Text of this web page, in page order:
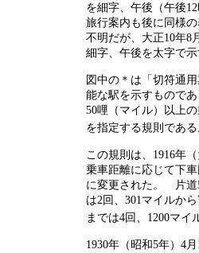
を細字、午後（午後
旅行案内も後に同様
不明だが、大正10年8
細字、午後を太字で示
図中の＊は「切符通
能な駅を示すもので
50哩（マイル）以上
を指定する規則である
この規則は、1916年
乗車距離に応じて下
に変更された。 片道
は2回、301マイルか
までは4回、1200マイ
1930年（昭和5年）4